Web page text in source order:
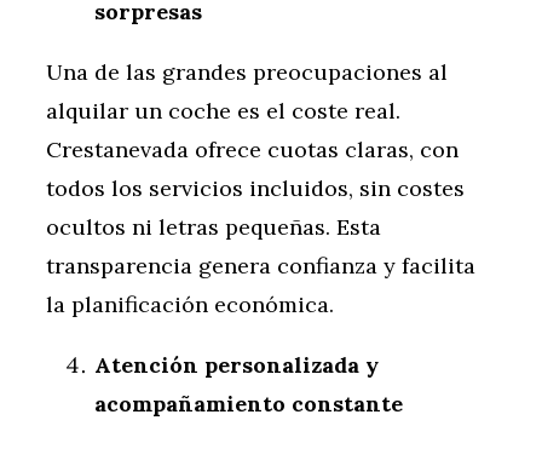
sorpresas
Una de las grandes preocupaciones al
alquilar un coche es el coste real.
Crestanevada ofrece cuotas claras, con
todos los servicios incluidos, sin costes
ocultos ni letras pequeñas. Esta
transparencia genera confianza y facilita
la planificación económica.
Atención personalizada y
acompañamiento constante